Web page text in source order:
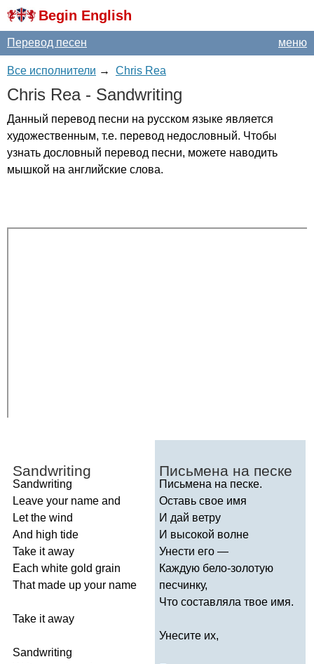
Begin English
меню
Перевод песен
Все исполнители → Chris Rea
Chris Rea- Sandwriting
Данный перевод песни на русском языке является
художественным, т.е. перевод недословный. Чтобы
узнать дословный перевод песни, можете наводить
мышкой на английские слова.
Sandwriting
Sandwriting
Leave your name and
Let the wind
And high tide
Take it away
Each white gold grain
That made up your name
Take it away
Sandwriting
Письмена на песке
Письмена на песке.
Оставь свое имя
И дай ветру
И высокой волне
Унести его —
Каждую бело-золотую
песчинку,
Что составляла твое имя.
Унесите их,